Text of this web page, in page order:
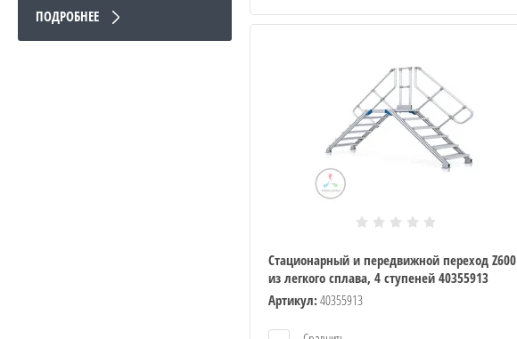
ПОДРОБНЕЕ
Стационарный и передвижной переход Z600
из легкого сплава, 4 ступеней 40355913
Артикул:40355913